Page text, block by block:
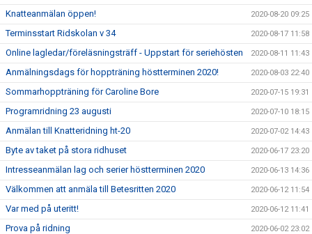
Knatteanmälan öppen! 2020-08-20 09:25
Terminsstart Ridskolan v 34 2020-08-17 11:58
Online lagledar/föreläsningsträff - Uppstart för seriehösten 2020-08-11 11:43
Anmälningsdags för hoppträning höstterminen 2020! 2020-08-03 22:40
Sommarhoppträning för Caroline Bore 2020-07-15 19:31
Programridning 23 augusti 2020-07-10 18:15
Anmälan till Knatteridning ht-20 2020-07-02 14:43
Byte av taket på stora ridhuset 2020-06-17 23:20
Intresseanmälan lag och serier höstterminen 2020 2020-06-13 14:36
Välkommen att anmäla till Betesritten 2020 2020-06-12 11:54
Var med på uteritt! 2020-06-12 11:41
Prova på ridning 2020-06-02 23:02